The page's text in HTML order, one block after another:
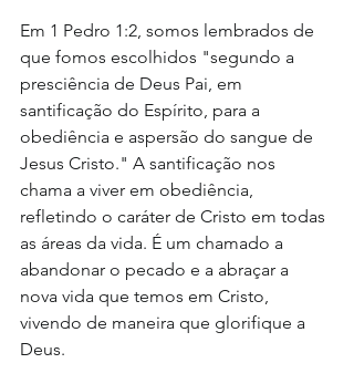
Em 1 Pedro 1:2, somos lembrados de
que fomos escolhidos "segundo a
presciência de Deus Pai, em
santificação do Espírito, para a
obediência e aspersão do sangue de
Jesus Cristo." A santificação nos
chama a viver em obediência,
refletindo o caráter de Cristo em todas
as áreas da vida. É um chamado a
abandonar o pecado e a abraçar a
nova vida que temos em Cristo,
vivendo de maneira que glorifique a
Deus.